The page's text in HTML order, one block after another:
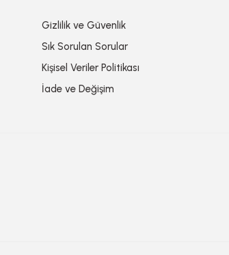
Gizlilik ve Güvenlik
Sık Sorulan Sorular
Kişisel Veriler Politikası
İade ve Değişim